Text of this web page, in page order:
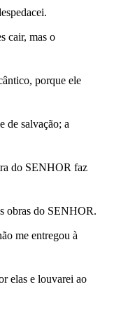
cair, mas o
porque ele
de salvação; a
do SENHOR faz
obras do SENHOR.
me entregou à
elas e louvarei ao